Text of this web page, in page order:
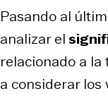
Pasando al
analizar el
relacionado a la
a considerar